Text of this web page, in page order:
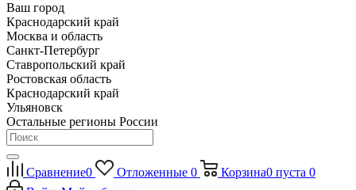
Ваш город
Краснодарский край
Москва и область
Санкт-Петербург
Ставропольский край
Ростовская область
Краснодарский край
Ульяновск
Остальные регионы России
Сравнение0 Отложенные 0 Корзина0 пуста 0